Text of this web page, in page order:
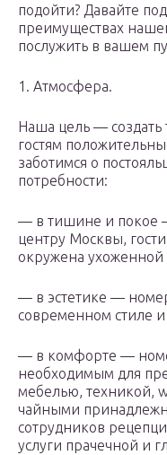
подойти? Давайте
преимуществах
послужить в вашем
1. Атмосфера.
Наша цель — создать
гостям
заботимся о
потребности:
— в тишине и покое
центру Москвы,
окружена
— в эстетике —
современном стиле и
— в комфорте —
необходимым для
мебелью, техникой,
чайными
сотрудников
услуги прачечной и